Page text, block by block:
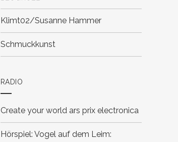
Klimt02/Susanne Hammer
Schmuckkunst
RADIO
Create your world ars prix electronica
Hörspiel: Vogel auf dem Leim: